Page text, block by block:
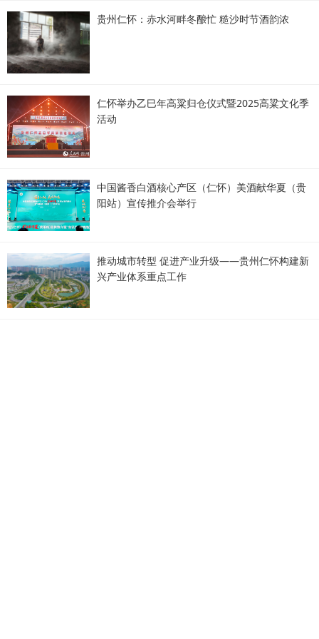
贵州仁怀：赤水河畔冬酿忙 糙沙时节酒韵浓
仁怀举办乙巳年高粱归仓仪式暨2025高粱文化季
活动
中国酱香白酒核心产区（仁怀）美酒献华夏（贵
阳站）宣传推介会举行
推动城市转型 促进产业升级——贵州仁怀构建新
兴产业体系重点工作